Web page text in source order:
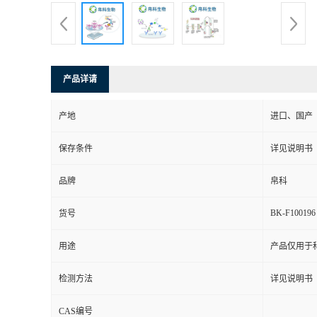
产品详请
产地 进口、国产
保存条件 详见说明书
品牌 帛科
货号 BK-F100196
用途 产品仅用于
检测方法 详见说明书
CAS编号